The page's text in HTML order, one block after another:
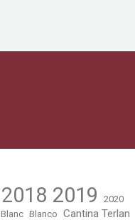
2018 2019
2020
Blanc Blanco Cantina Terlan